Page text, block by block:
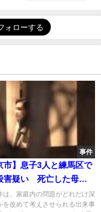
事件
市】息子3人と練馬区で
害疑い 死亡した母親
佳容疑者（36）を書類
は、家庭内の問題がどれだけ深
を改めて考えさせられる出来事